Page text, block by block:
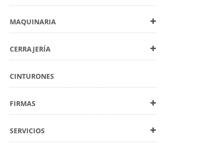
MAQUINARIA
CERRAJERÍA
CINTURONES
FIRMAS
SERVICIOS